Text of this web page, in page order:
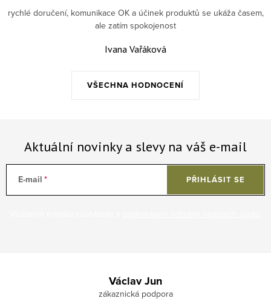
VŠECHNA HODNOCENÍ
rychlé doručení, komunikace OK a účinek produktů se ukáža časem,
ale zatím spokojenost
Ivana Vařáková
Aktuální novinky a slevy na váš e-mail
E-mail PŘIHLÁSIT SE
Václav Jun